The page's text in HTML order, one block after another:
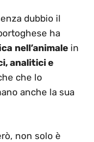
dubbio il
ha
nell’animale in
analitici e
che lo
anche la sua
non solo è